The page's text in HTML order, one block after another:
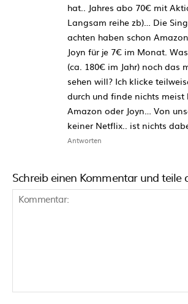
hat.. Jahres abo 70€ mit
Langsam reihe zb)… Die
achten haben schon
Joyn für je 7€ im Monat.
(ca. 180€ im Jahr) noch das
sehen will? Ich klicke
durch und finde nichts
Amazon oder Joyn… Von
keiner Netflix.. ist nichts
Antworten
Schreib einen Kommentar und teile